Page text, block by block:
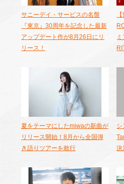
サニーデイ・サービスの名盤
『東京』30周年を記念した最新
アップデート作が8月26日にリ
リース！
夏をテーマにしたmiwaの新曲が
リリース開始！8月から全国弾
き語りツアーを敢行
シ
決